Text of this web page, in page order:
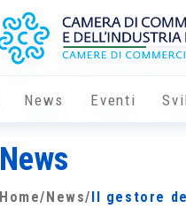
News Eventi
News
Home/ News/
Il gestore